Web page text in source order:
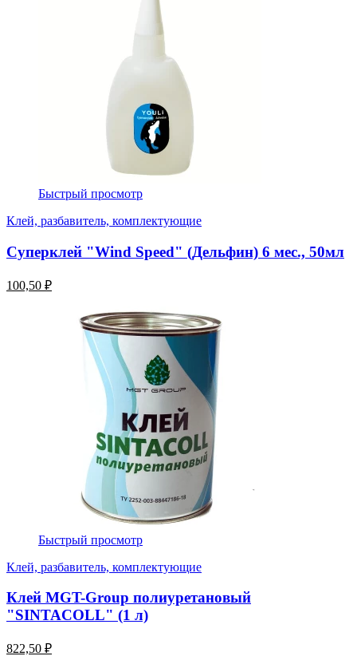
Быстрый просмотр
Клей, разбавитель, комплектующие
Суперклей "Wind Speed" (Дельфин) 6 мес., 50мл
100,50 ₽
Быстрый просмотр
Клей, разбавитель, комплектующие
Клей MGT-Group полиуретановый
"SINTACOLL" (1 л)
822,50 ₽